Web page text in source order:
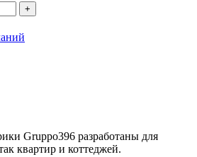
Gruppo396 разработаны для
квартир и коттеджей.